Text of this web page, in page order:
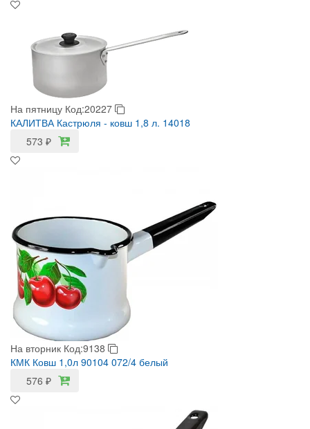
На пятницу Код:20227
КАЛИТВА Кастрюля - ковш 1,8 л. 14018
573 ₽
На вторник Код:9138
КМК Ковш 1,0л 90104 072/4 белый
576 ₽